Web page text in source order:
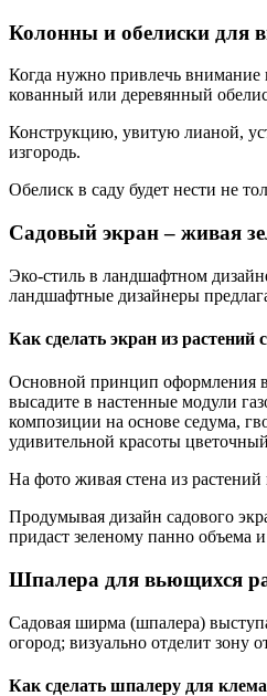
Колонны и обелиски для
Когда нужно привлечь внимание
кованный или деревянный
Конструкцию, увитую лианой,
изгородь.
Обелиск в саду будет нести не
Садовый экран – живая
Эко-стиль в ландшафтном
ландшафтные дизайнеры
Как сделать экран из растений
Основной принцип оформления
высадите в настенные модули
композиции на основе седума,
удивительной красоты
На фото живая стена из растений
Продумывая дизайн садового
придаст зеленому панно объема
Шпалера для вьющихся
Садовая ширма (шпалера)
огород; визуально отделит зону
Как сделать шпалеру для